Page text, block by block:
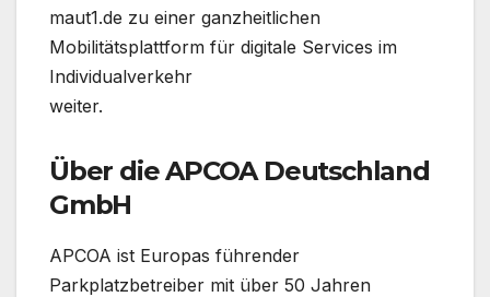
maut1.de zu einer ganzheitlichen
Mobilitätsplattform für digitale Services im
Individualverkehr
weiter.
Über die APCOA Deutschland
GmbH
APCOA ist Europas führender
Parkplatzbetreiber mit über 50 Jahren